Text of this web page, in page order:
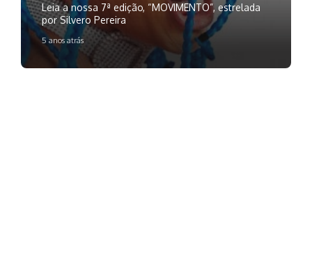
Leia a nossa 7ª edição, “MOVIMENTO”, estrelada
por Silvero Pereira
5 anos atrás